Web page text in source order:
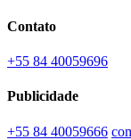
Contato
+55 84 40059696
Publicidade
+55 84 40059666